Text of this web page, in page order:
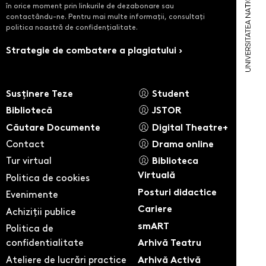
în orice moment prin linkurile de dezabonare sau
contactându-ne. Pentru mai multe informații, consultați
politica noastră de confidențialitate.
Strategie de combatere a plagiatului ›
Susținere Teze
Bibliotecă
Căutare Documente
Contact
Tur virtual
Politica de cookies
Evenimente
Achiziții publice
Politica de
confidentialitate
Ateliere de lucrări practice
Student
JSTOR
Digital Theatre+
Drama online
Biblioteca
Virtuală
Posturi didactice
Cariere
smART
Arhivă Teatru
Arhivă Activă